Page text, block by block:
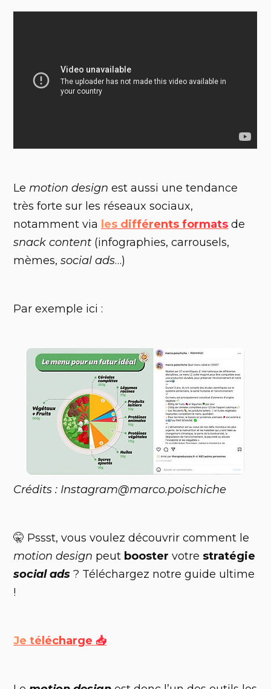
Le motion design est aussi une tendance
très forte sur les réseaux sociaux,
notamment via les différents formats de
snack content (infographies, carrousels,
mèmes,social ads…)
Par exemple ici :
Crédits : Instagram@marco.poischiche
🤫 Pssst, vous voulez découvrir comment le
motion design peut booster votre stratégie
social ads ? Téléchargez notre guide ultime
!
Je télécharge 📥